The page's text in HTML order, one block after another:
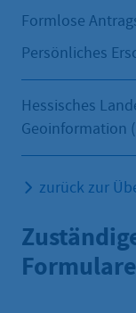
Formlose
Persönliches
Hessisches
Geoinformation
zurück zur
Formulare